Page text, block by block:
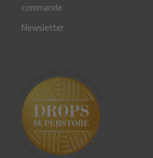
commande
Newsletter